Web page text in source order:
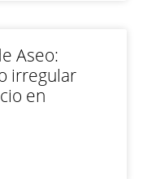
Aseo:
irregular
en